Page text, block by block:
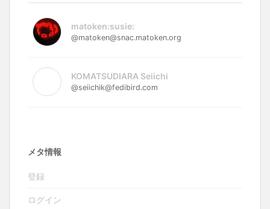
matoken:susie:
@matoken@snac.matoken.org
KOMATSUDIARA Seiichi
@seiichik@fedibird.com
メタ情報
登録
ログイン